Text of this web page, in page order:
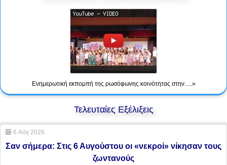
Ενημερωτική εκπομπή της ρωσόφωνης κοινότητας στην.....»
Τελευταίες Εξέλιξεις
6 Αύγ 2026
Σαν σήμερα: Στις 6 Αυγούστου οι «νεκροί» νίκησαν τους
ζωντανούς